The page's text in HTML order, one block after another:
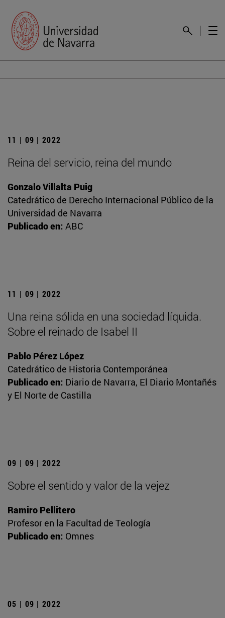
11 | 09 | 2022
Reina del servicio, reina del mundo
Gonzalo Villalta Puig
Catedrático de Derecho Internacional Público de la
Universidad de Navarra
Publicado en: ABC
11 | 09 | 2022
Una reina sólida en una sociedad líquida.
Sobre el reinado de Isabel II
Pablo Pérez López
Catedrático de Historia Contemporánea
Publicado en: Diario de Navarra, El Diario Montañés
y El Norte de Castilla
09 | 09 | 2022
Sobre el sentido y valor de la vejez
Ramiro Pellitero
Profesor en la Facultad de Teología
Publicado en: Omnes
05 | 09 | 2022